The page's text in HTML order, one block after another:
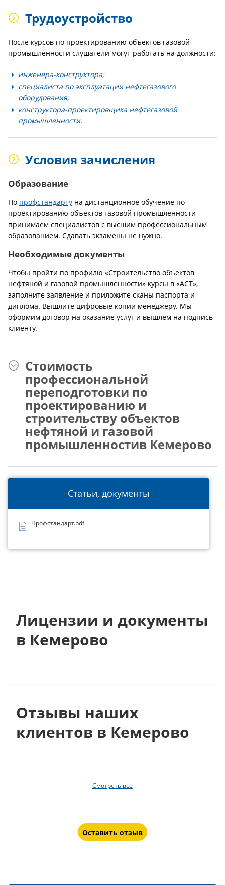
Статьи, документы
Профстандарт.pdf
Трудоустройство
После курсов по проектированию объектов газовой
промышленности слушатели могут работать на должности:
инженера-конструктора;
специалиста по эксплуатации нефтегазового
оборудования;
конструктора-проектировщика нефтегазовой
промышленности.
Условия зачисления
Образование
По профстандарту на дистанционное обучение по
проектированию объектов газовой промышленности
принимаем специалистов с высшим профессиональным
образованием. Сдавать экзамены не нужно.
Необходимые документы
Чтобы пройти по профилю «Строительство объектов
нефтяной и газовой промышленности» курсы в «АСТ»,
заполните заявление и приложите сканы паспорта и
диплома. Вышлите цифровые копии менеджеру. Мы
оформим договор на оказание услуг и вышлем на подпись
клиенту.
Стоимость
профессиональной
переподготовки по
проектированию и
строительству объектов
нефтяной и газовой
промышленностив Кемерово
Лицензии и документы
в Кемерово
Отзывы наших
клиентов в Кемерово
Смотреть все
Оставить отзыв